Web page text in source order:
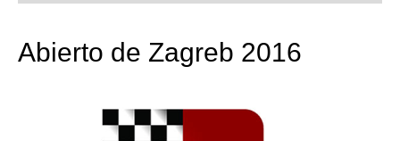
train more efficiently, intelligently and with a
Abierto de Zagreb 2016